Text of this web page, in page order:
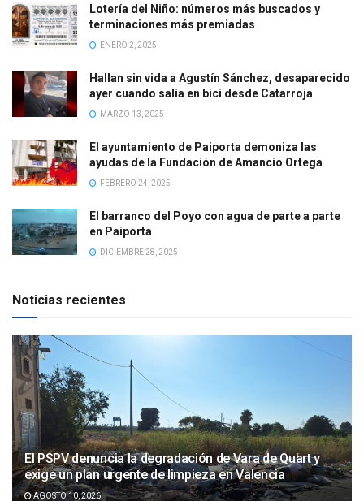
Lotería del Niño: números más buscados y
terminaciones más premiadas
ENERO 2, 2025
Hallan sin vida a Agustín Sánchez, desaparecido
ayer cuando salía en bici desde Catarroja
MARZO 13, 2025
El ayuntamiento de Paiporta demoniza las
ayudas de la Fundación de Amancio Ortega
FEBRERO 24, 2025
El barranco del Poyo con agua de parte a parte
en Paiporta
DICIEMBRE 28, 2025
Noticias recientes
El PSPV denuncia la degradación de Vara de Quart y
exige un plan urgente de limpieza en Valencia
AGOSTO 10, 2026